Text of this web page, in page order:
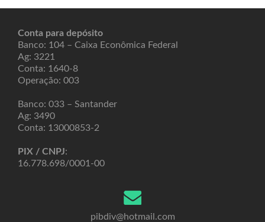
Conta para depósito
Banco: 104 – Caixa Econômica Federal
Ag: 3221
Conta: 1640-8
Operação: 003
Banco: 033 – Santander
Ag: 3490
Conta: 13000853-2
PIX / CNPJ:
16.778.698/0001-00
pibdiv@hotmail.com